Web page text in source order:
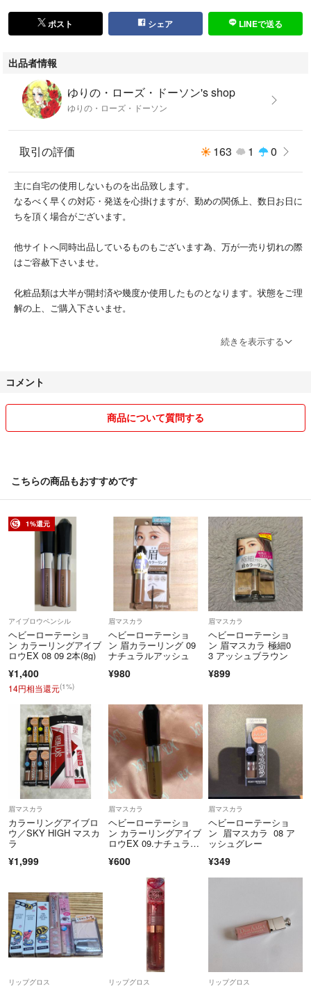
ポスト シェア LINEで送る
出品者情報
ゆりの・ローズ・ドーソン's shop
ゆりの・ローズ・ドーソン
取引の評価 163 1 0
主に自宅の使用しないものを出品致します。
なるべく早くの対応・発送を心掛けますが、勤めの関係上、数日お日に
ちを頂く場合がございます。
他サイトへ同時出品しているものもございます為、万が一売り切れの際
はご容赦下さいませ。
化粧品類は大半が開封済や幾度か使用したものとなります。状態をご理
解の上、ご購入下さいませ。
基本的に、全て郵便での発送とさせて頂いており、その他は対応してお
※普通評価について
評価を受け、不審に感じます。
一方的に安価で販売するよう断定的に言い切られ、値下げをしました
双方共に安心しお取り引きが出来ます様、宜しくお願い申し上げます。
続きを表示する
コメント
商品について質問する
こちらの商品もおすすめです
1%還元
アイブロウペンシル
ヘビーローテーショ
ン カラーリングアイブ
ロウEX 08 09 2本(8g)
¥1,400
14円相当還元(1%)
眉マスカラ
ヘビーローテーショ
ン 眉カラーリング 09
ナチュラルアッシュ
¥980
眉マスカラ
ヘビーローテーショ
ン 眉マスカラ 極細0
3 アッシュブラウン
¥899
眉マスカラ
カラーリングアイブロ
ウ／SKY HIGH マスカ
ラ
¥1,999
眉マスカラ
ヘビーローテーショ
ン カラーリングアイブ
ロウEX 09.ナチュラル
¥600
眉マスカラ
ヘビーローテーショ
ン 眉マスカラ 08 ア
ッシュグレー
¥349
リップグロス リップグロス リップグロス